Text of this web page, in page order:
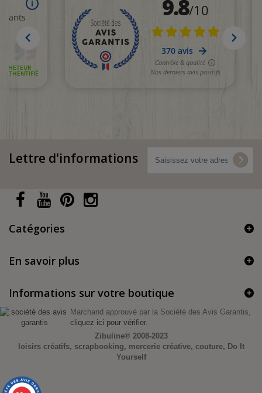
Lettre d'informations
Catégories
En savoir plus
Informations sur votre boutique
Marchand approuvé par la Société des Avis Garantis,
cliquez ici pour vérifier.
Zibuline® 2008-2023
loisirs créatifs, scrapbooking, mercerie créative, couture, Do It
Yourself